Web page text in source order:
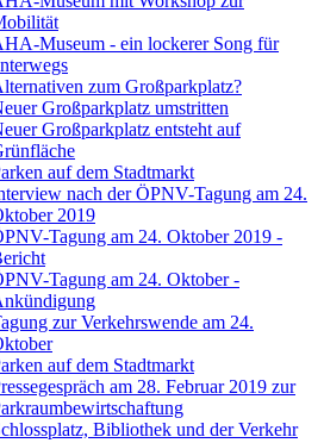
Museum - ein lockerer Song für
zum Großparkplatz?
Großparkplatz umstritten
Großparkplatz entsteht auf
auf dem Stadtmarkt
nach der ÖPNV-Tagung am 24.
2019
Tagung am 24. Oktober 2019 -
Tagung am 24. Oktober -
zur Verkehrswende am 24.
auf dem Stadtmarkt
am 28. Februar 2019 zur
Bibliothek und der Verkehr